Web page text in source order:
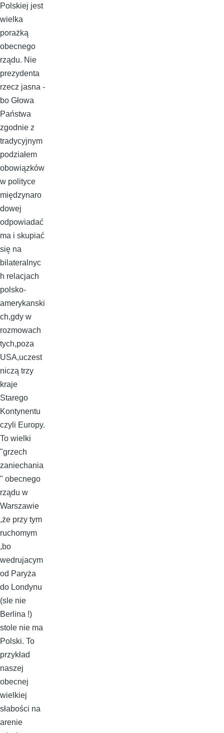
Polskiej jest
wielka
porażką
obecnego
rządu. Nie
prezydenta
rzecz jasna -
bo Głowa
Państwa
zgodnie z
tradycyjnym
podziałem
obowiązków
w polityce
międzynaro
dowej
odpowiadać
ma i skupiać
się na
bilateralnyc
h relacjach
polsko-
amerykanski
ch,gdy w
rozmowach
tych,poza
USA,uczest
niczą trzy
kraje
Starego
Kontynentu
czyli Europy.
To wielki
"grzech
zaniechania
" obecnego
rządu w
Warszawie
,że przy tym
ruchomym
,bo
wedrujacym
od Paryża
do Londynu
(sle nie
Berlina !)
stole nie ma
Polski. To
przykład
naszej
obecnej
wielkiej
słabości na
arenie